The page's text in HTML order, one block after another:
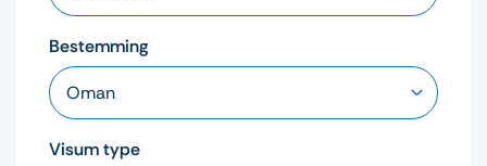
Bestemming
Visum type